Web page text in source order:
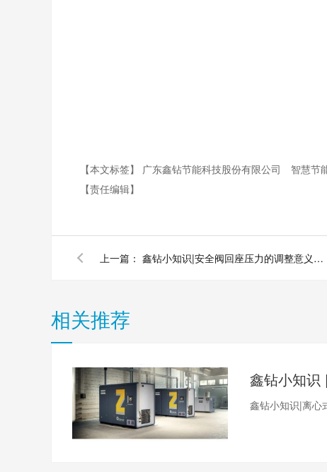
【本文标签】 广东鑫钻节能科技股份有限公司 智慧节
【责任编辑】
上一篇： 鑫钻小知识|安全阀回座压力的调整意义和方法是什么?
相关推荐
鑫钻小知识|离心